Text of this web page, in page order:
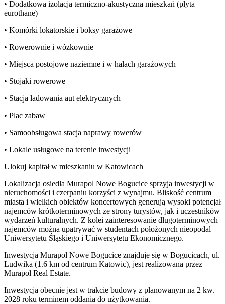
• Dodatkowa izolacja termiczno-akustyczna mieszkań (płyta
eurothane)
• Komórki lokatorskie i boksy garażowe
• Rowerownie i wózkownie
• Miejsca postojowe naziemne i w halach garażowych
• Stojaki rowerowe
• Stacja ładowania aut elektrycznych
• Plac zabaw
• Samoobsługowa stacja naprawy rowerów
• Lokale usługowe na terenie inwestycji
Ulokuj kapitał w mieszkaniu w Katowicach
Lokalizacja osiedla Murapol Nowe Bogucice sprzyja inwestycji w
nieruchomości i czerpaniu korzyści z wynajmu. Bliskość centrum
miasta i wielkich obiektów koncertowych generują wysoki potencjał
najemców krótkoterminowych ze strony turystów, jak i uczestników
wydarzeń kulturalnych. Z kolei zainteresowanie długoterminowych
najemców można upatrywać w studentach położonych nieopodal
Uniwersytetu Śląskiego i Uniwersytetu Ekonomicznego.
Inwestycja Murapol Nowe Bogucice znajduje się w Bogucicach, ul.
Ludwika (1.6 km od centrum Katowic), jest realizowana przez
Murapol Real Estate.
Inwestycja obecnie jest w trakcie budowy z planowanym na 2 kw.
2028 roku terminem oddania do użytkowania.